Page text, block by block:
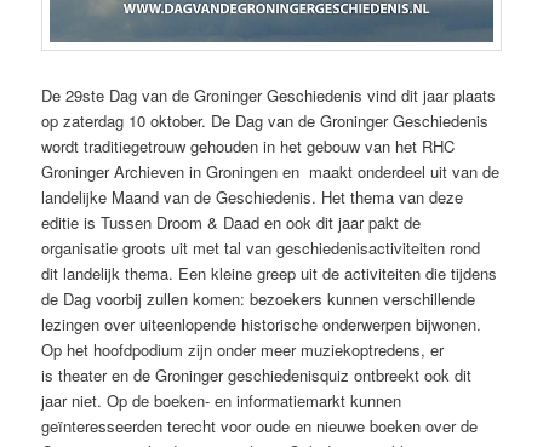
De 29ste Dag van de Groninger Geschiedenis vind dit jaar plaats
op zaterdag 10 oktober. De Dag van de Groninger Geschiedenis
wordt traditiegetrouw gehouden in het gebouw van het RHC
Groninger Archieven in Groningen en maakt onderdeel uit van de
landelijke Maand van de Geschiedenis. Het thema van deze
editie is Tussen Droom & Daad en ook dit jaar pakt de
organisatie groots uit met tal van geschiedenisactiviteiten rond
dit landelijk thema. Een kleine greep uit de activiteiten die tijdens
de Dag voorbij zullen komen: bezoekers kunnen verschillende
lezingen over uiteenlopende historische onderwerpen bijwonen.
Op het hoofdpodium zijn onder meer muziekoptredens, er
is theater en de Groninger geschiedenisquiz ontbreekt ook dit
jaar niet. Op de boeken- en informatiemarkt kunnen
geïnteresseerden terecht voor oude en nieuwe boeken over de